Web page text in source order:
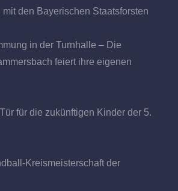
mit den Bayerischen Staatsforsten
in der Turnhalle – Die
feiert ihre eigenen
für die zukünftigen Kinder der 5.
Kreismeisterschaft der